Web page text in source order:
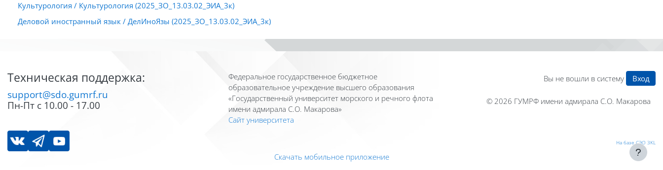
Культурология / Культурология (2025_ЗО_13.03.02_ЭИА_3к)
Деловой иностранный язык / ДелИноЯзы (2025_ЗО_13.03.02_ЭИА_3к)
Техническая поддержка:
support@sdo.gumrf.ru
Пн-Пт с 10.00 - 17.00
Федеральное государственное бюджетное
образовательное учреждение высшего образования
«Государственный университет морского и речного флота
имени адмирала С.О. Макарова»
Сайт университета
Вы не вошли в систему Вход
© 2026 ГУМРФ имени адмирала С.О. Макарова
На базе СЭО 3KL
Скачать мобильное приложение